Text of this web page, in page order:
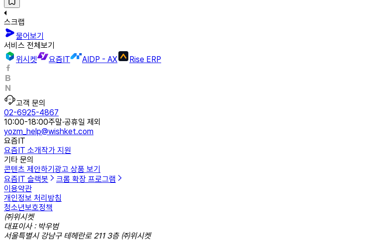
스크랩
물어보기
서비스 전체보기
위시켓
요즘IT AIDP - AX Rise ERP
고객 문의
02-6925-4867
10:00-18:00주말·공휴일 제외
yozm_help@wishket.com
요즘IT
요즘IT 소개작가 지원
기타 문의
콘텐츠 제안하기 광고 상품 보기
요즘IT 슬랙봇
크롬 확장 프로그램
이용약관
개인정보 처리방침
청소년보호정책
㈜위시켓
대표이사 : 박우범
서울특별시 강남구 테헤란로 211 3층 ㈜위시켓